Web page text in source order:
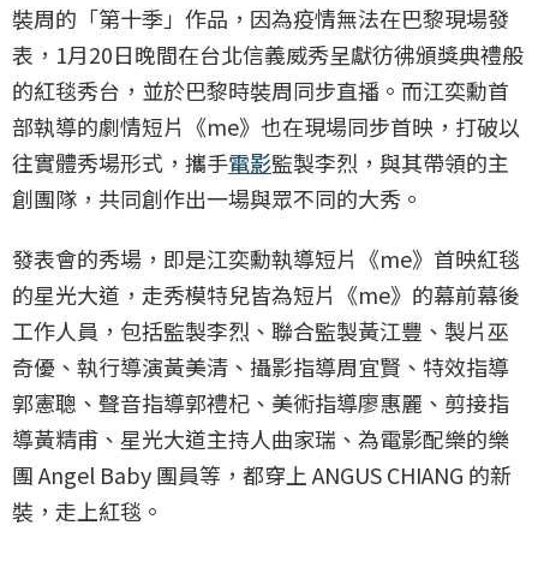
裝周的「第十季」作品，因為疫情無法在巴黎現場發
表，1月20日晚間在台北信義威秀呈獻彷彿頒獎典禮般
的紅毯秀台，並於巴黎時裝周同步直播。而江奕勳首
部執導的劇情短片《me》也在現場同步首映，打破以
往實體秀場形式，攜手電影監製李烈，與其帶領的主
創團隊，共同創作出一場與眾不同的大秀。
發表會的秀場，即是江奕勳執導短片《me》首映紅毯
的星光大道，走秀模特兒皆為短片《me》的幕前幕後
工作人員，包括監製李烈、聯合監製黃江豐、製片巫
奇優、執行導演黃美清、攝影指導周宜賢、特效指導
郭憲聰、聲音指導郭禮杞、美術指導廖惠麗、剪接指
導黃精甫、星光大道主持人曲家瑞、為電影配樂的樂
團 Angel Baby 團員等，都穿上 ANGUS CHIANG 的新
裝，走上紅毯。